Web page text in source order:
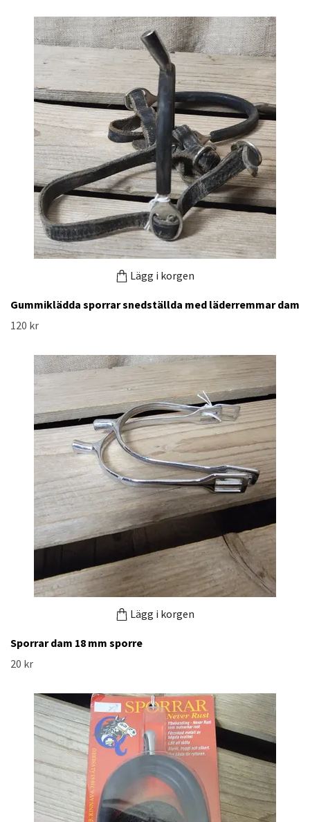
Lägg i korgen
Gummiklädda sporrar snedställda med läderremmar dam
120 kr
Lägg i korgen
Sporrar dam 18 mm sporre
20 kr